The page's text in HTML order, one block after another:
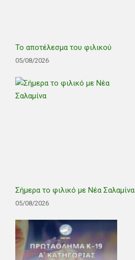
Το αποτέλεσμα του φιλικού
05/08/2026
Σήμερα το φιλικό με Νέα Σαλαμίνα
05/08/2026